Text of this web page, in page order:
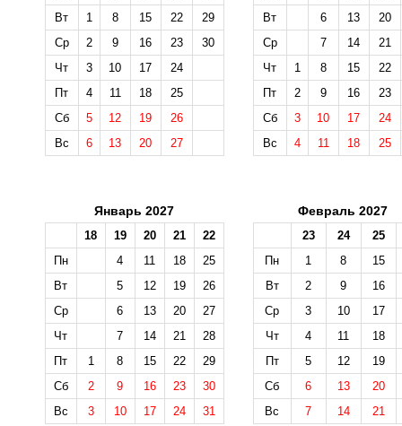
Вт
1 8 15 22
29
Ср
2 9 16 23
30
Чт
3 10 17
24
Пт
4 11 18
25
Сб
5 12 19
26
Вс
6 13 20 27
Вт
6 13
20
Ср
7 14
21
Чт
1 8 15
22
Пт
2 9 16
23
Сб
3 10 17
24
Вс
4 11 18 25
Январь 2027
18 19 20 21
22
Пн
4 11 18
25
Вт
5 12 19
26
Ср
6 13 20
27
Чт
7 14 21
28
Пт
1 8 15 22
29
Сб
2 9 16 23
30
Вс
3 10 17 24 31
Февраль 2027
23 24
25
Пн
1 8
15
Вт
2 9
16
Ср
3 10
17
Чт
4 11
18
Пт
5 12
19
Сб
6 13
20
Вс
7 14 21